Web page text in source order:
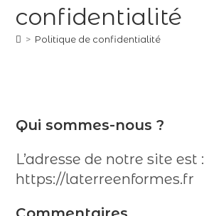
confidentialité
> Politique de confidentialité
Qui sommes-nous ?
L’adresse de notre site est :
https://laterreenformes.fr